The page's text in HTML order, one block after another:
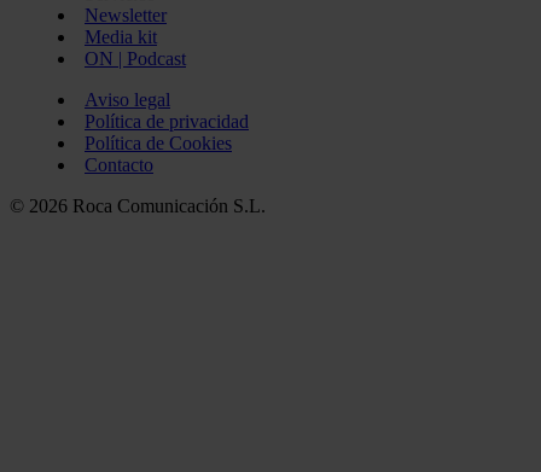
Newsletter
Media kit
ON | Podcast
Aviso legal
Política de privacidad
Política de Cookies
Contacto
© 2026 Roca Comunicación S.L.